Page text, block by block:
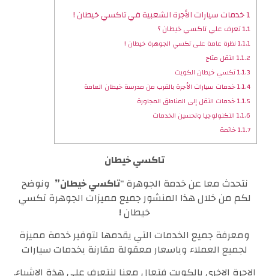
1خدمات سيارات الأجرة الشعبية في تاكسي خيطان !
1.1تعرف علي تاكسي خيطان ؟
1.1.1نظرة عامة على تكسي الجوهرة خيطان !
1.1.2النقل متاح
1.1.3تكسي خيطان الكويت
1.1.4خدمات سيارات الأجرة بالقرب من مدرسة خيطان العامة
1.1.5خدمات النقل إلى المناطق المجاورة
1.1.6التكنولوجيا وتحسين الخدمات
1.1.7خاتمة
تاكسي خيطان
نتحدث معا عن خدمة الجوهرة “تاكسي خيطان” ونوضح
لكم من خلال هذا المنشور جميع مميزات الجوهرة تكسي
خيطان !
ومعرفة جميع الخدمات التي يقدمها لتوفير خدمة مميزة
لجميع العملاء وباسعار معقولة مقارنة بخدمات سيارات